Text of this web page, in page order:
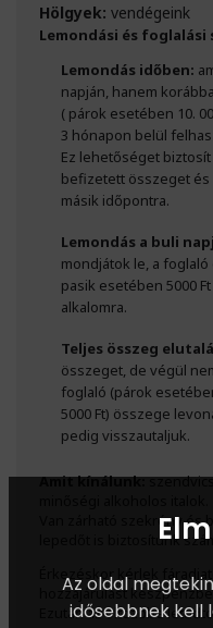
Az oldal
idősebbnek kell
Hölgyek: vendégeink
Lemondási és foglalási
Lemondás időben:
napján, hanem
( párok esetében 10.
3 hónapon belül
Ez lehetőséget
befizetett összeget
másik időpontra.
Lemondás a buli
mondjátok le, a foglaló
pasik esetében 5000
alkalomra.
Teljes összeg
összeget, de végül
foglaló (párok
5000 Ft) összege
pedig visszautaljuk.
Amit kínálunk:
Van zárható szekrény és
lepedőt is biztosítunk
Érkezéskor kérlek
hozzájárulást
Ezután az öltözőbe